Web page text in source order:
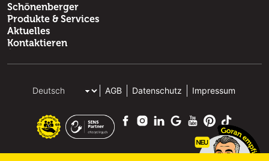
Schönenberger
Produkte & Services
Aktuelles
Kontaktieren
AGB Datenschutz Impressum